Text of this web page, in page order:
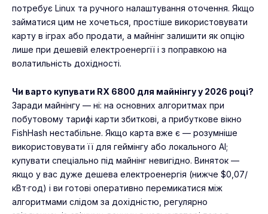
потребує Linux та ручного налаштування оточення. Якщо
займатися цим не хочеться, простіше використовувати
карту в іграх або продати, а майнінг залишити як опцію
лише при дешевій електроенергії і з поправкою на
волатильність дохідності.
Чи варто купувати RX 6800 для майнінгу у 2026 році?
Заради майнінгу — ні: на основних алгоритмах при
побутовому тарифі карти збиткові, а прибуткове вікно
FishHash нестабільне. Якщо карта вже є — розумніше
використовувати її для геймінгу або локального AI;
купувати спеціально під майнінг невигідно. Виняток —
якщо у вас дуже дешева електроенергія (нижче $0,07/
кВт·год) і ви готові оперативно перемикатися між
алгоритмами слідом за дохідністю, регулярно